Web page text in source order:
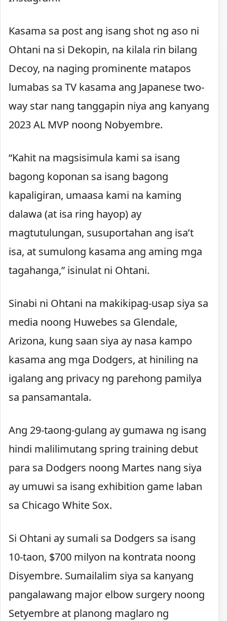
Kasama sa post ang isang shot ng aso ni
Ohtani na si Dekopin, na kilala rin bilang
Decoy, na naging prominente matapos
lumabas sa TV kasama ang Japanese two-
way star nang tanggapin niya ang kanyang
2023 AL MVP noong Nobyembre.
“Kahit na magsisimula kami sa isang
bagong koponan sa isang bagong
kapaligiran, umaasa kami na kaming
dalawa (at isa ring hayop) ay
magtutulungan, susuportahan ang isa’t
isa, at sumulong kasama ang aming mga
tagahanga,” isinulat ni Ohtani.
Sinabi ni Ohtani na makikipag-usap siya sa
media noong Huwebes sa Glendale,
Arizona, kung saan siya ay nasa kampo
kasama ang mga Dodgers, at hiniling na
igalang ang privacy ng parehong pamilya
sa pansamantala.
Ang 29-taong-gulang ay gumawa ng isang
hindi malilimutang spring training debut
para sa Dodgers noong Martes nang siya
ay umuwi sa isang exhibition game laban
sa Chicago White Sox.
Si Ohtani ay sumali sa Dodgers sa isang
10-taon, $700 milyon na kontrata noong
Disyembre. Sumailalim siya sa kanyang
pangalawang major elbow surgery noong
Setyembre at planong maglaro ng